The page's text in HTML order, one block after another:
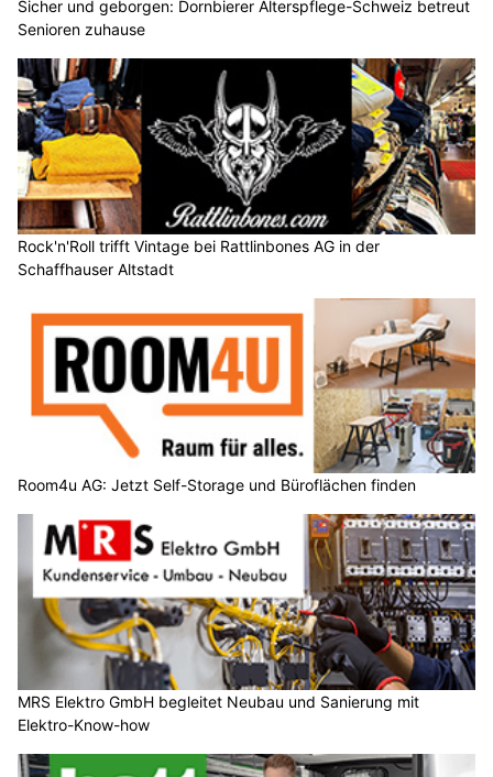
Sicher und geborgen: Dornbierer Alterspflege-Schweiz betreut
Senioren zuhause
Rock'n'Roll trifft Vintage bei Rattlinbones AG in der
Schaffhauser Altstadt
Room4u AG: Jetzt Self-Storage und Büroflächen finden
MRS Elektro GmbH begleitet Neubau und Sanierung mit
Elektro-Know-how